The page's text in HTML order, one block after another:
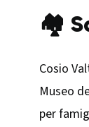
🏘️
Cosio
Museo
per